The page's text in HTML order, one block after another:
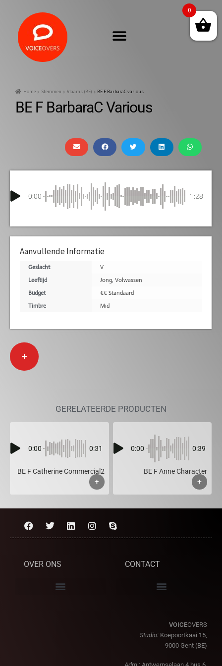
Home Stemmen Vlaams (BE) BE F BarbaraC various
BE F BarbaraC Various
0:00 1:28
Aanvullende Informatie
Geslacht
V
Leeftijd
Jong, Volwassen
Budget
€€ Standaard
Timbre
Mid
+
GERELATEERDE PRODUCTEN
0:00 0:31
BE F Catherine Commercial2
+
0:00 0:39
BE F Anne Character
+
OVER ONS CONTACT
VOICEOVERS
Studio: Koepoortkaai 15,
9000 Gent (BE)
0